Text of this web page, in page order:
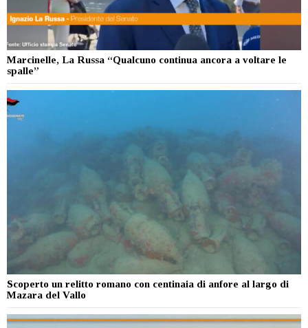
Marcinelle, La Russa “Qualcuno continua ancora a voltare le
spalle”
Scoperto un relitto romano con centinaia di anfore al largo di
Mazara del Vallo